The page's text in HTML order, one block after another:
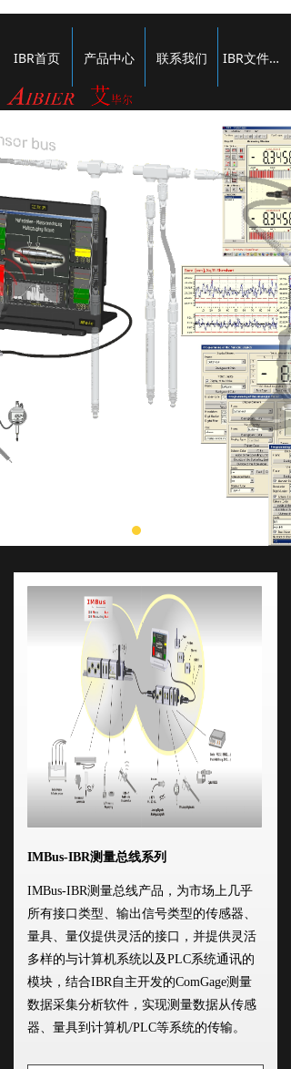
IBR首页 产品中心 联系我们 IBR文件下载
IMBus-IBR测量总线系列
IMBus-IBR测量总线产品，为市场上几乎
所有接口类型、输出信号类型的传感器、
量具、量仪提供灵活的接口，并提供灵活
多样的与计算机系统以及PLC系统通讯的
模块，结合IBR自主开发的ComGage测量
数据采集分析软件，实现测量数据从传感
器、量具到计算机/PLC等系统的传输。